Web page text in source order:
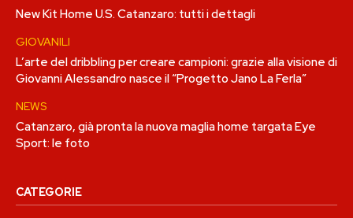
New Kit Home U.S. Catanzaro: tutti i dettagli
GIOVANILI
L’arte del dribbling per creare campioni: grazie alla visione di
Giovanni Alessandro nasce il “Progetto Jano La Ferla”
NEWS
Catanzaro, già pronta la nuova maglia home targata Eye
Sport: le foto
CATEGORIE